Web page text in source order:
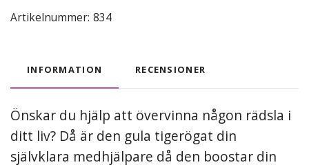
Artikelnummer: 834
INFORMATION RECENSIONER
Önskar du hjälp att övervinna någon rädsla i
ditt liv? Då är den gula tigerögat din
självklara medhjälpare då den boostar din